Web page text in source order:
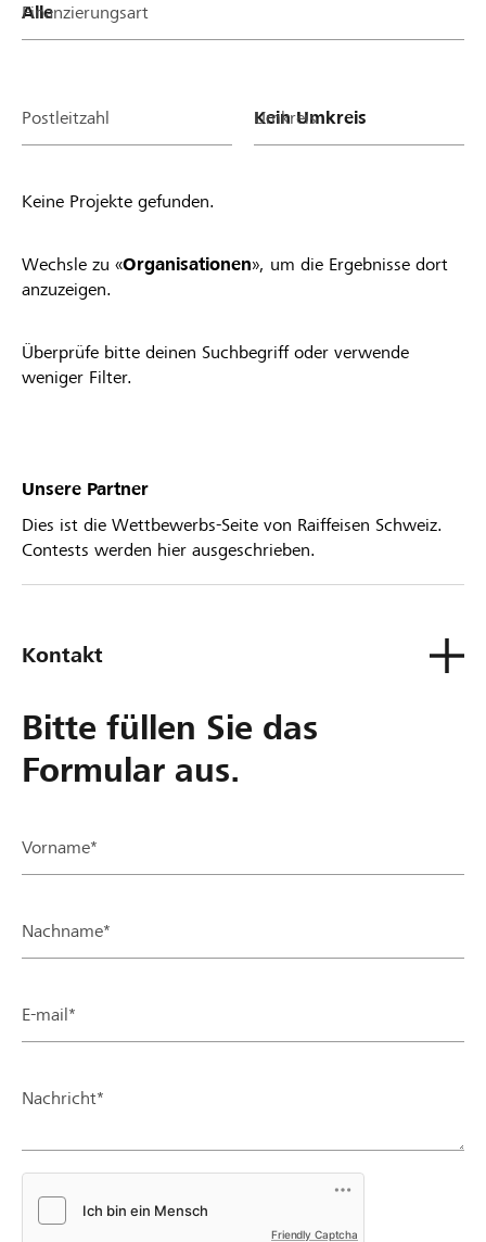
Finanzierungsart
Postleitzahl Umkreis
Keine Projekte gefunden.
Wechsle zu «Organisationen», um die Ergebnisse dort
anzuzeigen.
Überprüfe bitte deinen Suchbegriff oder verwende
weniger Filter.
Unsere Partner
Dies ist die Wettbewerbs-Seite von Raiffeisen Schweiz.
Contests werden hier ausgeschrieben.
Kontakt
Bitte füllen Sie das
Formular aus.
Vorname*
Nachname*
E-mail*
Nachricht*
Friendly Captcha